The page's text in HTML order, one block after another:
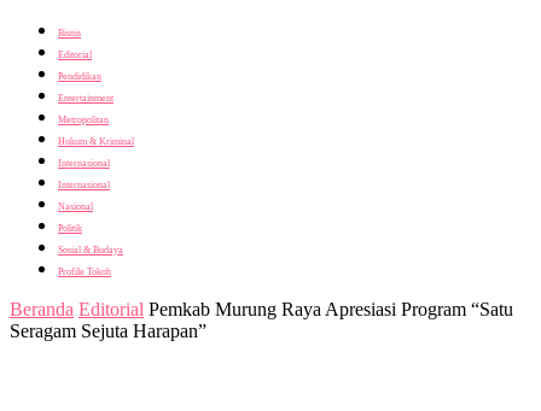
Bisnis
Editorial
Pendidikan
Entertainment
Metropolitan
Hukum & Kriminal
Internasional
Internasional
Nasional
Politik
Sosial & Budaya
Profile Tokoh
Beranda Editorial Pemkab Murung Raya Apresiasi Program “Satu
Seragam Sejuta Harapan”